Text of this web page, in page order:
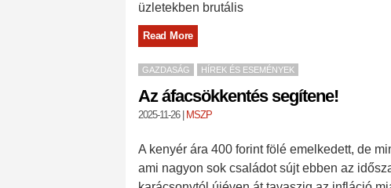
üzletekben brutális
Read More
GAZDASÁG HÍREK ÉS ESEMÉNYEK
Az áfacsökkentés segítene!
2025-11-26| MSZP
A kenyér ára 400 forint fölé emelkedett, de
ami nagyon sok családot sújt ebben az